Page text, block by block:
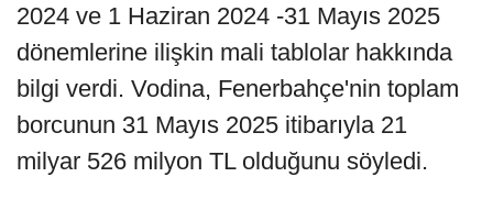
2024 ve 1 Haziran 2024 -31 Mayıs 2025
dönemlerine ilişkin mali tablolar hakkında
bilgi verdi. Vodina, Fenerbahçe'nin toplam
borcunun 31 Mayıs 2025 itibarıyla 21
milyar 526 milyon TL olduğunu söyledi.